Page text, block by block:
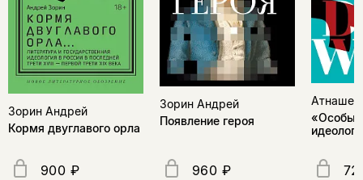
Зорин Андрей
Кормя двуглавого орла
900 ₽
Зорин Андрей
Появление героя
960 ₽
«Особый